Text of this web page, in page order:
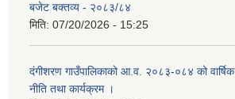
बजेट बक्तव्य - २०८३/८४
मिति: 07/20/2026 - 15:25
दंगीशरण गाउँपालिकाको आ.व. २०८३-०८४ को वार्षिक
नीति तथा कार्यक्रम ।